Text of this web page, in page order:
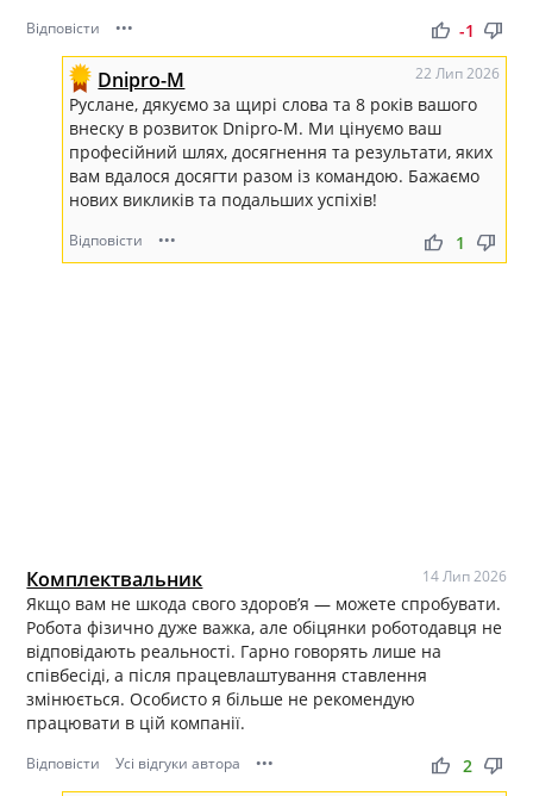
Відповісти ••• thumb_up thumb_down
-1
Dnipro-M 22 Лип 2026
Руслане, дякуємо за щирі слова та 8 років вашого
внеску в розвиток Dnipro-M. Ми цінуємо ваш
професійний шлях, досягнення та результати, яких
вам вдалося досягти разом із командою. Бажаємо
нових викликів та подальших успіхів!
Відповісти ••• thumb_up thumb_down
1
Комплектвальник 14 Лип 2026
Якщо вам не шкода свого здоров’я — можете спробувати.
Робота фізично дуже важка, але обіцянки роботодавця не
відповідають реальності. Гарно говорять лише на
співбесіді, а після працевлаштування ставлення
змінюється. Особисто я більше не рекомендую
працювати в цій компанії.
Відповісти Усі відгуки автора ••• thumb_up thumb_down
2